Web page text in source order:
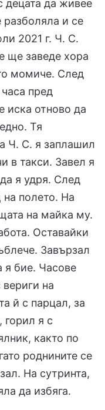
децата да живее
и се
2021 г. Ч. С.
ще заведе хора
момиче. След
пред
иска отново да
Тя
Ч. С. я заплашил
в такси. Завел я
я удря. След
на полето. На
на майка му.
Оставайки
Завързал
я бие. Часове
на
й с парцал, за
я с
както по
роднините се
На сутринта,
да избяга.